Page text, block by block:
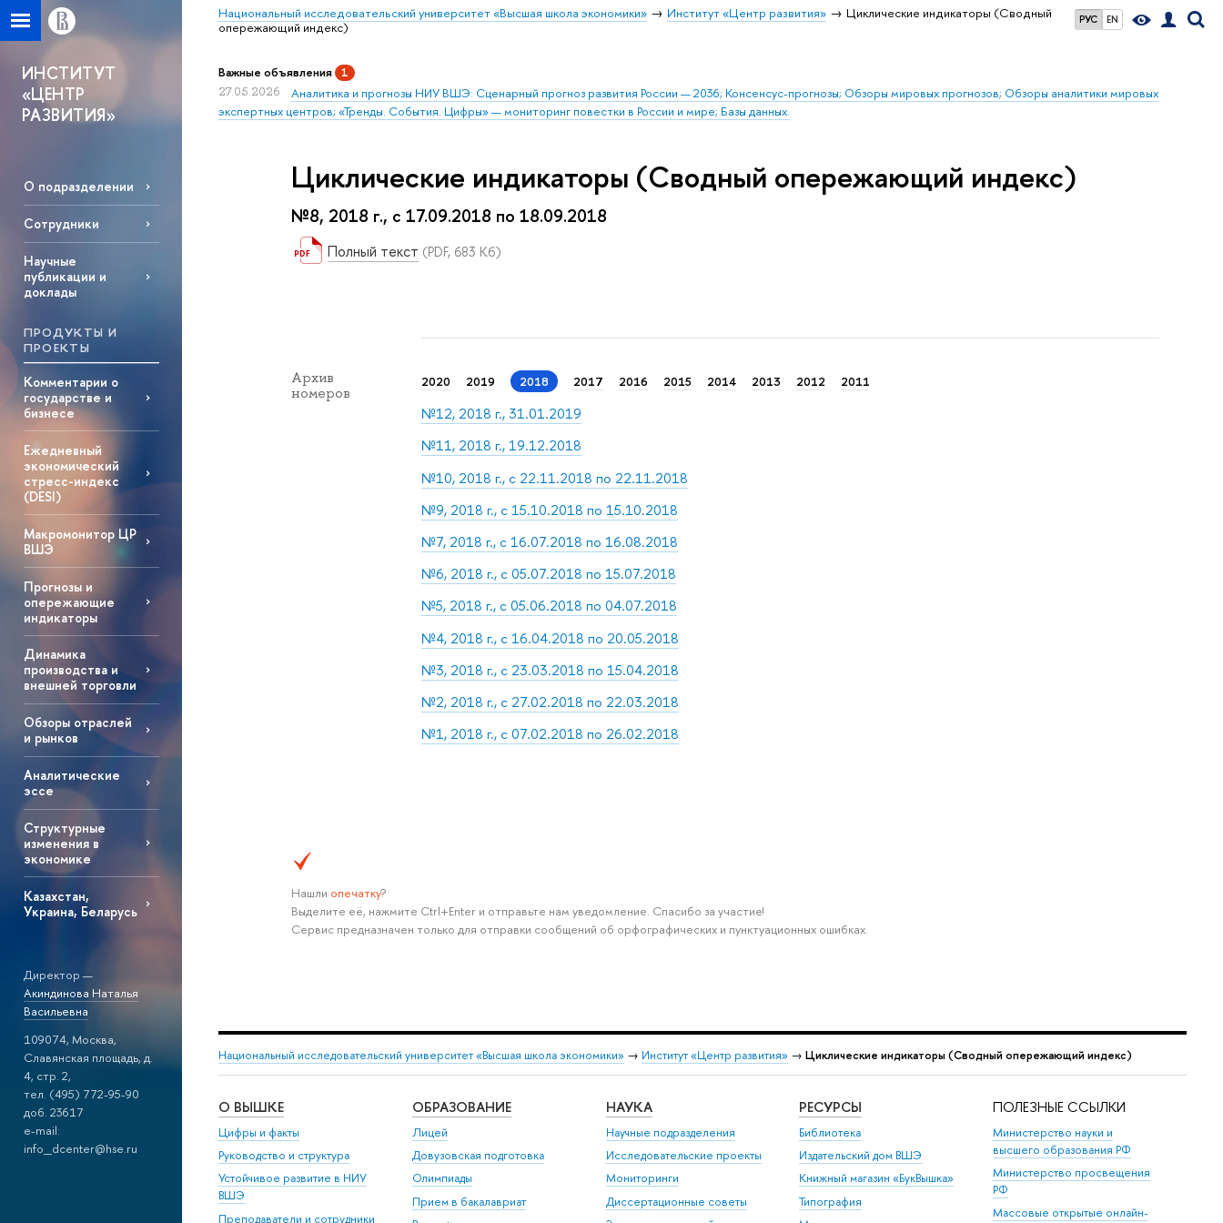
РУС EN
Национальный исследовательский университет «Высшая школа экономики» Институт «Центр развития»
Циклические индикаторы (Сводный
опережающий индекс)
ИНСТИТУТ
«ЦЕНТР
РАЗВИТИЯ»
О подразделении
Сотрудники
Научные
публикации и
доклады
ПРОДУКТЫ И
ПРОЕКТЫ
Комментарии о
государстве и
бизнесе
Ежедневный
экономический
стресс-индекс
(DESI)
Макромонитор ЦР
ВШЭ
Прогнозы и
опережающие
индикаторы
Динамика
производства и
внешней торговли
Обзоры отраслей
и рынков
Аналитические
эссе
Структурные
изменения в
экономике
Казахстан,
Украина, Беларусь
Директор —
Акиндинова Наталья
Васильевна
109074, Москва,
Славянская площадь, д.
4, стр. 2,
тел. (495) 772-95-90
доб. 23617
e-mail:
info_dcenter@hse.ru
Важные объявления 1
27.05.2026
Аналитика и прогнозы НИУ ВШЭ: Сценарный прогноз развития России — 2036; Консенсус-прогнозы; Обзоры мировых прогнозов; Обзоры аналитики мировых
экспертных центров; «Тренды. События. Цифры» — мониторинг повестки в России и мире; Базы данных.
Циклические индикаторы (Сводный опережающий индекс)
№8, 2018 г., с 17.09.2018 по 18.09.2018
Полный текст (PDF, 683 Кб)
Архив
номеров
2020 2019 2018 2017 2016 2015 2014 2013 2012 2011
№12, 2018 г., 31.01.2019
№11, 2018 г., 19.12.2018
№10, 2018 г., с 22.11.2018 по 22.11.2018
№9, 2018 г., с 15.10.2018 по 15.10.2018
№7, 2018 г., с 16.07.2018 по 16.08.2018
№6, 2018 г., с 05.07.2018 по 15.07.2018
№5, 2018 г., с 05.06.2018 по 04.07.2018
№4, 2018 г., с 16.04.2018 по 20.05.2018
№3, 2018 г., с 23.03.2018 по 15.04.2018
№2, 2018 г., с 27.02.2018 по 22.03.2018
№1, 2018 г., с 07.02.2018 по 26.02.2018
Нашли опечатку?
Выделите её, нажмите Ctrl+Enter и отправьте нам уведомление. Спасибо за участие!
Сервис предназначен только для отправки сообщений об орфографических и пунктуационных ошибках.
Национальный исследовательский университет «Высшая школа экономики» → Институт «Центр развития» → Циклические индикаторы (Сводный опережающий индекс)
О ВЫШКЕ
Цифры и факты
Руководство и структура
Устойчивое развитие в НИУ
ВШЭ
Преподаватели и сотрудники
ОБРАЗОВАНИЕ
Лицей
Довузовская подготовка
Олимпиады
Прием в бакалавриат
НАУКА
Научные подразделения
Исследовательские проекты
Мониторинги
Диссертационные советы
РЕСУРСЫ
Библиотека
Издательский дом ВШЭ
Книжный магазин «БукВышка»
Типография
ПОЛЕЗНЫЕ ССЫЛКИ
Министерство науки и
высшего образования РФ
Министерство просвещения
РФ
Массовые открытые онлайн-